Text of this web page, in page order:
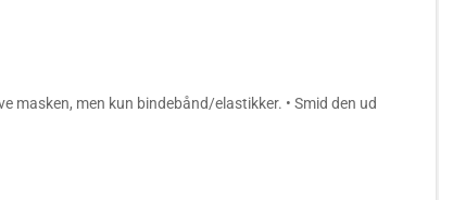
masken, men kun bindebånd/elastikker. • Smid den ud